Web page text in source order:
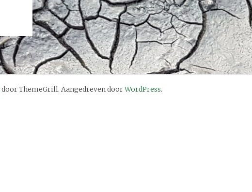
door ThemeGrill. Aangedreven doorWordPress.